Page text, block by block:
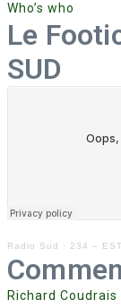
Who’s who
Le
SUD
Radio Sud · 234 –
Richard Coudrais